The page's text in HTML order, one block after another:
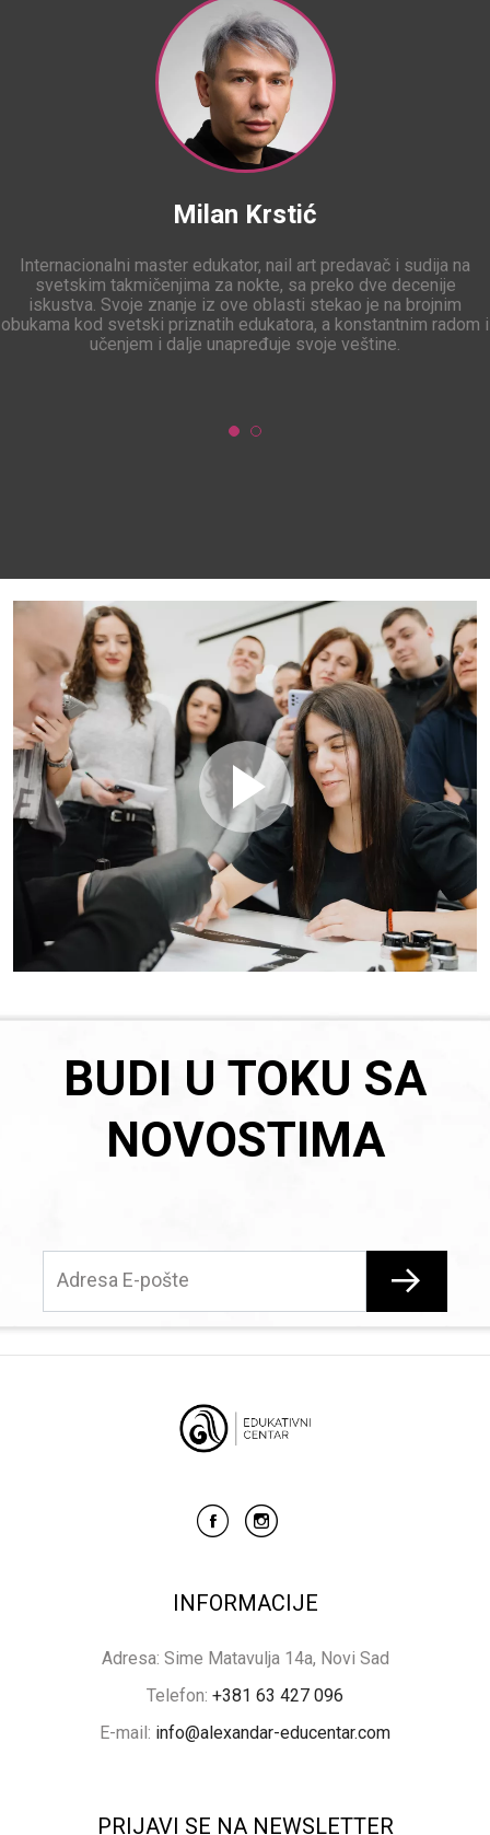
Milan Krstić
Internacionalni master edukator, nail art predavač i sudija na
svetskim takmičenjima za nokte, sa preko dve decenije
iskustva. Svoje znanje iz ove oblasti stekao je na brojnim
obukama kod svetski priznatih edukatora, a konstantnim radom i
učenjem i dalje unapređuje svoje veštine.
BUDI U TOKU SA
NOVOSTIMA
INFORMACIJE
Adresa: Sime Matavulja 14a, Novi Sad
Telefon: +381 63 427 096
E-mail: info@alexandar-educentar.com
PRIJAVI SE NA NEWSLETTER